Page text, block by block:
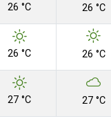
26 °C 26 °C
26 °C 26 °C
27 °C 27 °C